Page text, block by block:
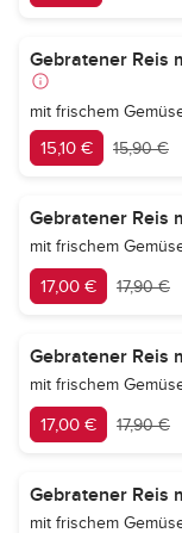
Gebratener Reis
mit frischem
15,10 € 15,90 €
Gebratener Reis
mit frischem
17,00 € 17,90 €
Gebratener Reis
mit frischem
17,00 € 17,90 €
Gebratener Reis
mit frischem